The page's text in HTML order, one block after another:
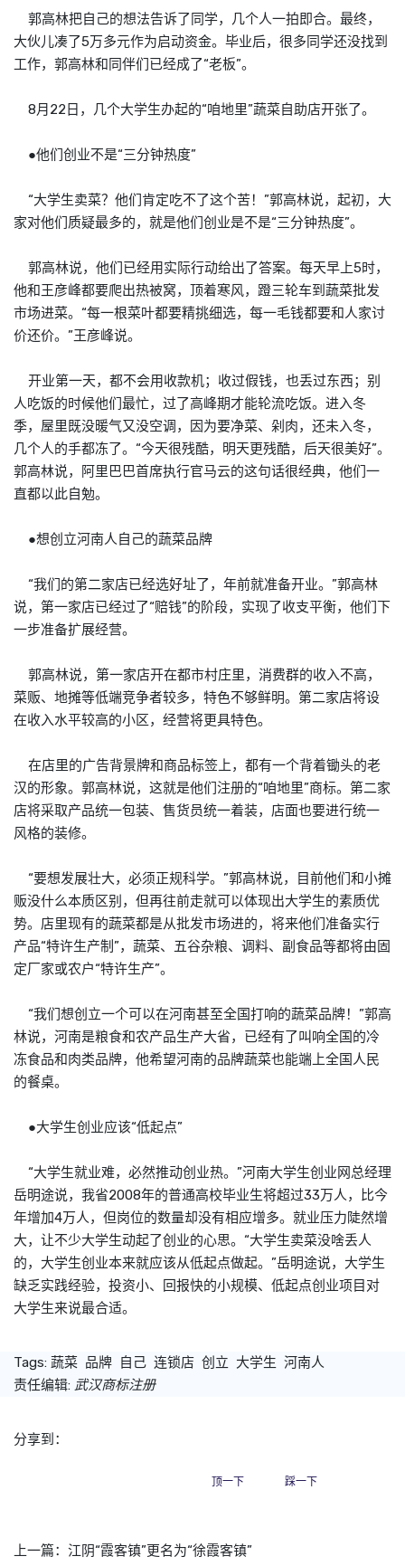
郭高林把自己的想法告诉了同学，几个人一拍即合。最终，
大伙儿凑了5万多元作为启动资金。毕业后，很多同学还没找到
工作，郭高林和同伴们已经成了“老板”。
8月22日，几个大学生办起的“咱地里”蔬菜自助店开张了。
●他们创业不是“三分钟热度”
“大学生卖菜？他们肯定吃不了这个苦！”郭高林说，起初，大
家对他们质疑最多的，就是他们创业是不是“三分钟热度”。
郭高林说，他们已经用实际行动给出了答案。每天早上5时，
他和王彦峰都要爬出热被窝，顶着寒风，蹬三轮车到蔬菜批发
市场进菜。“每一根菜叶都要精挑细选，每一毛钱都要和人家讨
价还价。”王彦峰说。
开业第一天，都不会用收款机；收过假钱，也丢过东西；别
人吃饭的时候他们最忙，过了高峰期才能轮流吃饭。进入冬
季，屋里既没暖气又没空调，因为要净菜、剁肉，还未入冬，
几个人的手都冻了。“今天很残酷，明天更残酷，后天很美好”。
郭高林说，阿里巴巴首席执行官马云的这句话很经典，他们一
直都以此自勉。
●想创立河南人自己的蔬菜品牌
“我们的第二家店已经选好址了，年前就准备开业。”郭高林
说，第一家店已经过了“赔钱”的阶段，实现了收支平衡，他们下
一步准备扩展经营。
郭高林说，第一家店开在都市村庄里，消费群的收入不高，
菜贩、地摊等低端竞争者较多，特色不够鲜明。第二家店将设
在收入水平较高的小区，经营将更具特色。
在店里的广告背景牌和商品标签上，都有一个背着锄头的老
汉的形象。郭高林说，这就是他们注册的“咱地里”商标。第二家
店将采取产品统一包装、售货员统一着装，店面也要进行统一
风格的装修。
“要想发展壮大，必须正规科学。”郭高林说，目前他们和小摊
贩没什么本质区别，但再往前走就可以体现出大学生的素质优
势。店里现有的蔬菜都是从批发市场进的，将来他们准备实行
产品“特许生产制”，蔬菜、五谷杂粮、调料、副食品等都将由固
定厂家或农户“特许生产”。
“我们想创立一个可以在河南甚至全国打响的蔬菜品牌！”郭高
林说，河南是粮食和农产品生产大省，已经有了叫响全国的冷
冻食品和肉类品牌，他希望河南的品牌蔬菜也能端上全国人民
的餐桌。
●大学生创业应该“低起点”
“大学生就业难，必然推动创业热。”河南大学生创业网总经理
岳明途说，我省2008年的普通高校毕业生将超过33万人，比今
年增加4万人，但岗位的数量却没有相应增多。就业压力陡然增
大，让不少大学生动起了创业的心思。“大学生卖菜没啥丢人
的，大学生创业本来就应该从低起点做起。”岳明途说，大学生
缺乏实践经验，投资小、回报快的小规模、低起点创业项目对
大学生来说最合适。
Tags: 蔬菜 品牌 自己 连锁店 创立 大学生 河南人
责任编辑: 武汉商标注册
分享到：
顶一下 踩一下
上一篇： 江阴“霞客镇”更名为“徐霞客镇”